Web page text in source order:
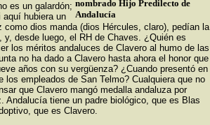
nombrado Hijo Predilecto de
Andalucía
es un galardón;
hubiera un
como dios manda (dios Hércules, claro), pedían la
y, desde luego, el RH de Chaves. ¿Quién es
los méritos andaluces de Clavero al humo de las
no ha dado a Clavero hasta ahora el honor que
años con su vergüenza? ¿Cuando presentó en
los empleados de San Telmo? Cualquiera que no
que Clavero mangó medalla andaluza por
Andalucía tiene un padre biológico, que es Blas
que es Clavero.